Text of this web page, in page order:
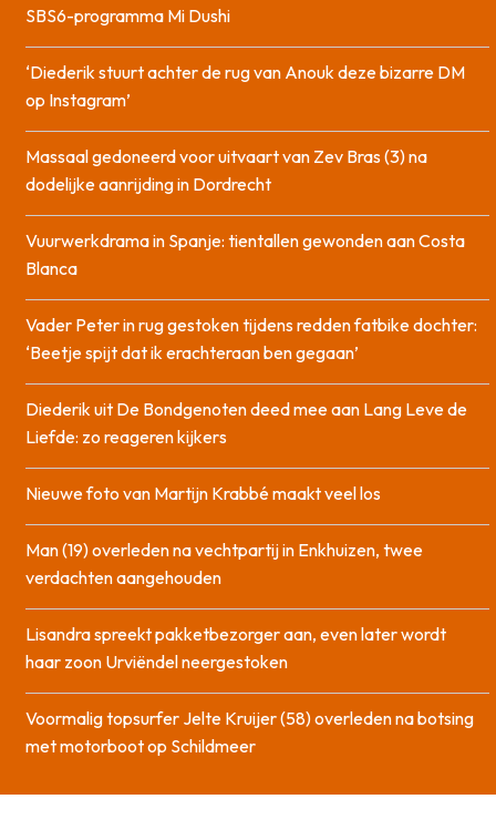
SBS6-programma Mi Dushi
‘Diederik stuurt achter de rug van Anouk deze bizarre DM
op Instagram’
Massaal gedoneerd voor uitvaart van Zev Bras (3) na
dodelijke aanrijding in Dordrecht
Vuurwerkdrama in Spanje: tientallen gewonden aan Costa
Blanca
Vader Peter in rug gestoken tijdens redden fatbike dochter:
‘Beetje spijt dat ik erachteraan ben gegaan’
Diederik uit De Bondgenoten deed mee aan Lang Leve de
Liefde: zo reageren kijkers
Nieuwe foto van Martijn Krabbé maakt veel los
Man (19) overleden na vechtpartij in Enkhuizen, twee
verdachten aangehouden
Lisandra spreekt pakketbezorger aan, even later wordt
haar zoon Urviëndel neergestoken
Voormalig topsurfer Jelte Kruijer (58) overleden na botsing
met motorboot op Schildmeer